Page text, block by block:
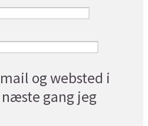
og websted i
gang jeg